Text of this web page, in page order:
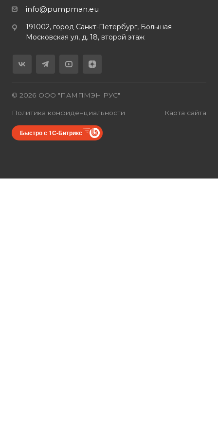
info@pumpman.eu
191002, город Санкт-Петербург, Большая
Московская ул, д. 18, второй этаж
© 2026 ООО "ПАМПМЭН РУС"
Политика конфиденциальности Карта сайта
Быстро с 1С-Битрикс